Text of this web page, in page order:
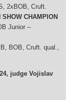
2xBOB, Cruft.
CHAMPION
Junior –
BOB, Cruft. qual.,
judge Vojislav